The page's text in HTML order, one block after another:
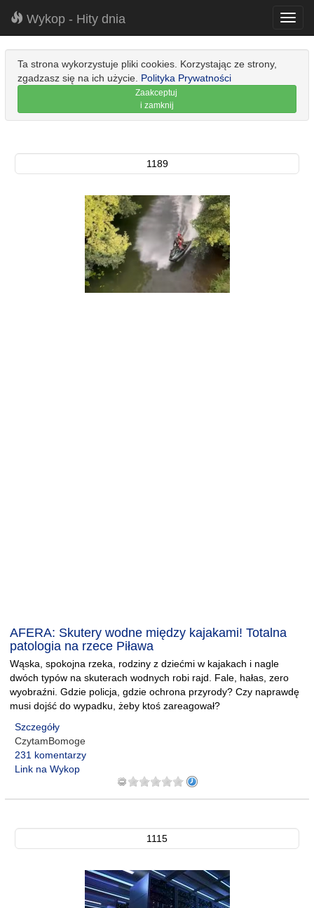
Wykop - Hity dnia
Ta strona wykorzystuje pliki cookies. Korzystając ze strony,
zgadzasz się na ich użycie. Polityka Prywatności
Zaakceptuj
i zamknij
1189
AFERA: Skutery wodne między kajakami! Totalna
patologia na rzece Piława
Wąska, spokojna rzeka, rodziny z dziećmi w kajakach i nagle
dwóch typów na skuterach wodnych robi rajd. Fale, hałas, zero
wyobraźni. Gdzie policja, gdzie ochrona przyrody? Czy naprawdę
musi dojść do wypadku, żeby ktoś zareagował?
Szczegóły
CzytamBomoge
231 komentarzy
Link na Wykop
1115